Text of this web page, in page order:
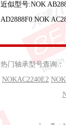
近似型号:NOK
AD2888F0 NOK
热门轴承型号查询：
NOKAC2240E2